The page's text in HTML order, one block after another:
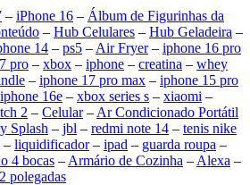
– iPhone 16 – Álbum de Figurinhas da
– Hub Celulares – Hub Geladeira –
14 – ps5 – Air Fryer– iphone 16 pro
pro – xbox – iphone – creatina – whey
– iphone 17 pro max – iphone 15 pro
iphone 16e – xbox series s – xiaomi –
2 – Celular– Ar Condicionado Portátil
Splash – jbl – redmi note 14 – tenis nike
– liquidificador– ipad – guarda roupa –
4 bocas – Armário de Cozinha – Alexa –
polegadas